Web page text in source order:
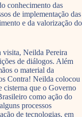
conhecimento das
de implementação das
e da valorização do
visita, Neilda Pereira
de diálogos. Além
o material da
Contra! Neilda colocou
cisterna que o Governo
como ação do
processos
de tecnologias, em